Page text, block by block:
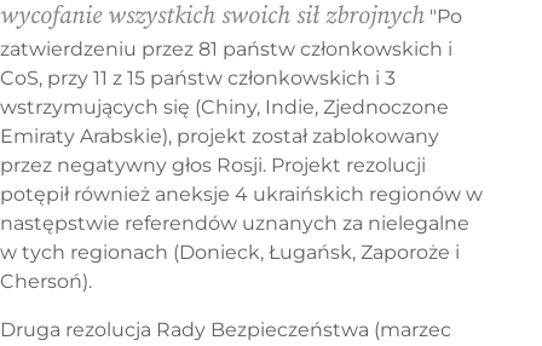
wycofanie wszystkich swoich sił zbrojnych "Po
zatwierdzeniu przez 81 państw członkowskich i
CoS, przy 11 z 15 państw członkowskich i 3
wstrzymujących się (Chiny, Indie, Zjednoczone
Emiraty Arabskie), projekt został zablokowany
przez negatywny głos Rosji. Projekt rezolucji
potępił również aneksje 4 ukraińskich regionów w
następstwie referendów uznanych za nielegalne
w tych regionach (Donieck, Ługańsk, Zaporoże i
Chersoń).
Druga rezolucja Rady Bezpieczeństwa (marzec